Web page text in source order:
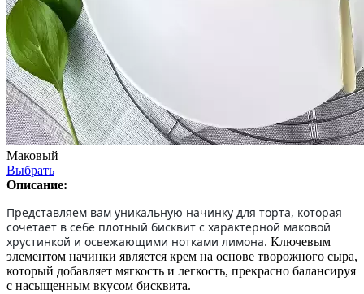
Маковый
Выбрать
Описание:
Представляем вам уникальную начинку для торта, которая
сочетает в себе плотный бисквит с характерной маковой
хрустинкой и освежающими нотками лимона. Ключевым
элементом начинки является крем на основе творожного сыра,
который добавляет мягкость и легкость, прекрасно балансируя
с насыщенным вкусом бисквита.